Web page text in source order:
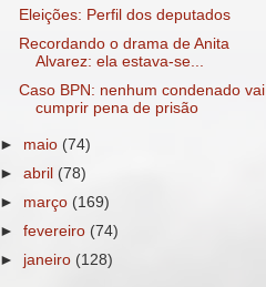
Eleições: Perfil dos deputados
Recordando o drama de Anita
Alvarez: ela estava-se...
Caso BPN: nenhum condenado vai
cumprir pena de prisão
► maio (74)
►abril (78)
► março (169)
►fevereiro (74)
► janeiro (128)